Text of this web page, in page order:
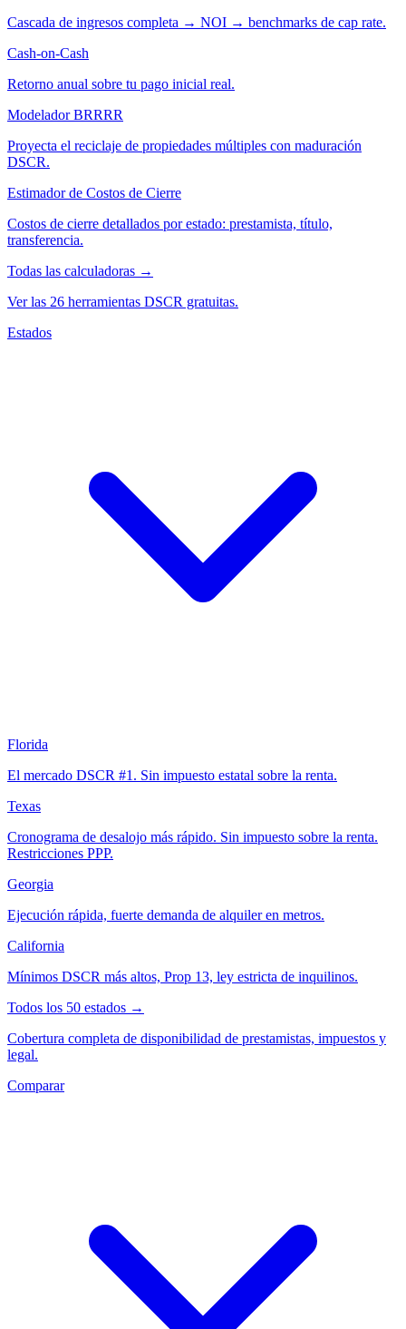
Cascada de ingresos completa → NOI → benchmarks de cap rate.
Cash-on-Cash
Retorno anual sobre tu pago inicial real.
Modelador BRRRR
Proyecta el reciclaje de propiedades múltiples con maduración
DSCR.
Estimador de Costos de Cierre
Costos de cierre detallados por estado: prestamista, título,
transferencia.
Todas las calculadoras →
Ver las 26 herramientas DSCR gratuitas.
Estados
Florida
El mercado DSCR #1. Sin impuesto estatal sobre la renta.
Texas
Cronograma de desalojo más rápido. Sin impuesto sobre la renta.
Restricciones PPP.
Georgia
Ejecución rápida, fuerte demanda de alquiler en metros.
California
Mínimos DSCR más altos, Prop 13, ley estricta de inquilinos.
Todos los 50 estados →
Cobertura completa de disponibilidad de prestamistas, impuestos y
legal.
Comparar